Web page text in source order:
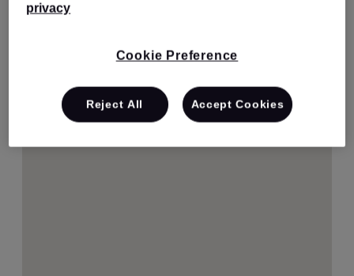
privacy
Cookie Preference
Reject All Accept Cookies